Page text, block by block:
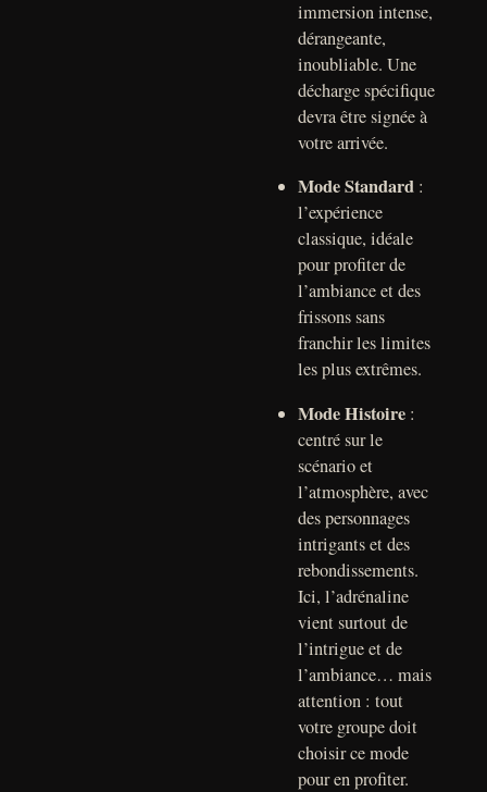
immersion intense,
dérangeante,
inoubliable. Une
décharge spécifique
devra être signée à
votre arrivée.
Mode Standard:
l’expérience
classique, idéale
pour profiter de
l’ambiance et des
frissons sans
franchir les limites
les plus extrêmes.
Mode Histoire:
centré sur le
scénario et
l’atmosphère, avec
des personnages
intrigants et des
rebondissements.
Ici, l’adrénaline
vient surtout de
l’intrigue et de
l’ambiance… mais
attention : tout
votre groupe doit
choisir ce mode
pour en profiter.